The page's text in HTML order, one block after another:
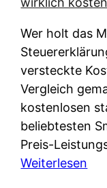
u
n
f
t
e
i
e
y
t
e
m
M
I
R
:
W
Wer holt das
versteckte
Vergleich
kostenlosen
beliebtesten
Preis-
Weiterlesen